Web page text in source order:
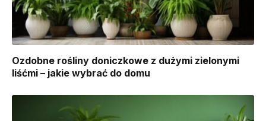
Ozdobne rośliny doniczkowe z dużymi zielonymi
liśćmi – jakie wybrać do domu